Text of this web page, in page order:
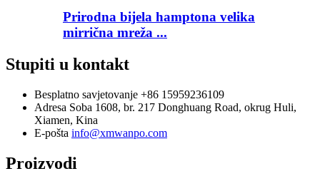
Prirodna bijela hamptona velika
mirrična mreža ...
Stupiti u kontakt
Besplatno savjetovanje +86 15959236109
Adresa Soba 1608, br. 217 Donghuang Road, okrug Huli,
Xiamen, Kina
E-pošta info@xmwanpo.com
Proizvodi